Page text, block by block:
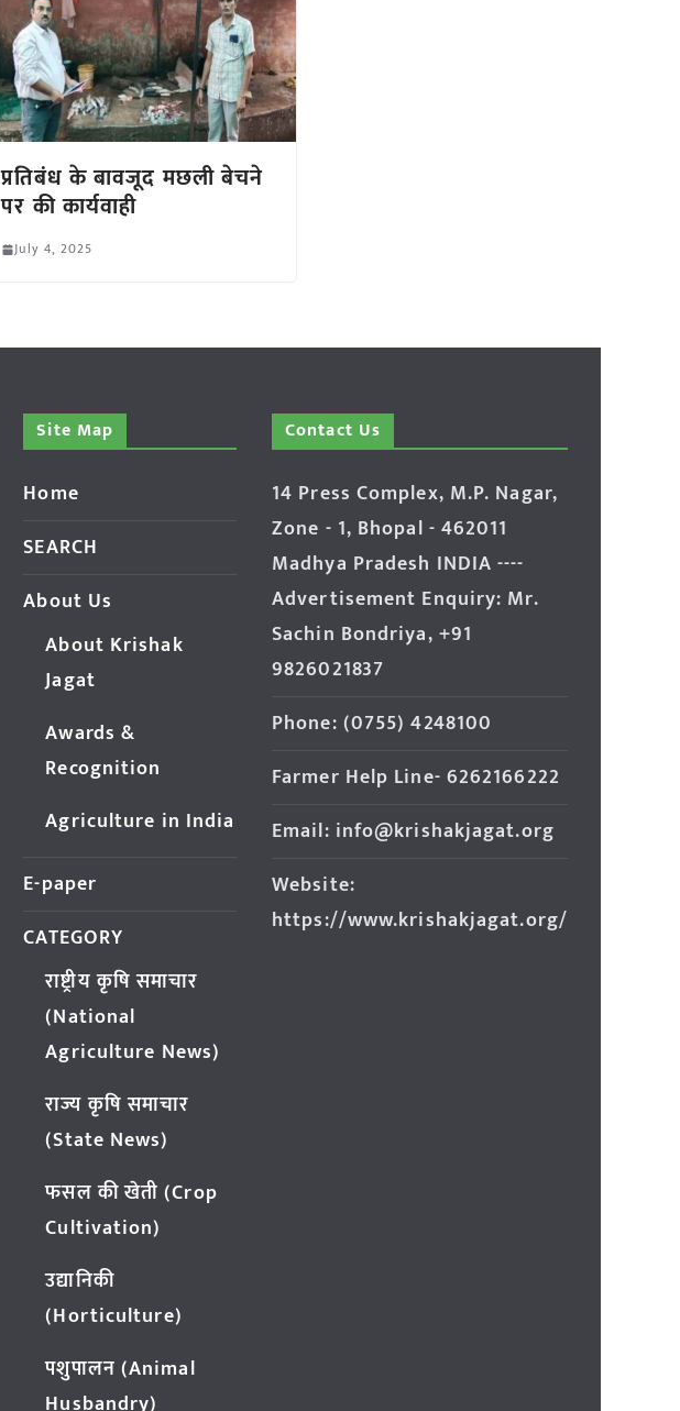
प्रतिबंध के बावजूद मछली बेचने
पर की कार्यवाही
July 4, 2025
Site Map
Home
SEARCH
About Us
About Krishak
Jagat
Awards &
Recognition
Agriculture in India
E-paper
CATEGORY
राष्ट्रीय कृषि समाचार
(National
Agriculture News)
राज्य कृषि समाचार
(State News)
फसल की खेती (Crop
Cultivation)
उद्यानिकी
(Horticulture)
पशुपालन (Animal
Contact Us
14 Press Complex, M.P. Nagar,
Zone - 1, Bhopal - 462011
Madhya Pradesh INDIA ----
Advertisement Enquiry: Mr.
Sachin Bondriya, +91
9826021837
Phone: (0755) 4248100
Farmer Help Line- 6262166222
Email: info@krishakjagat.org
Website:
https://www.krishakjagat.org/